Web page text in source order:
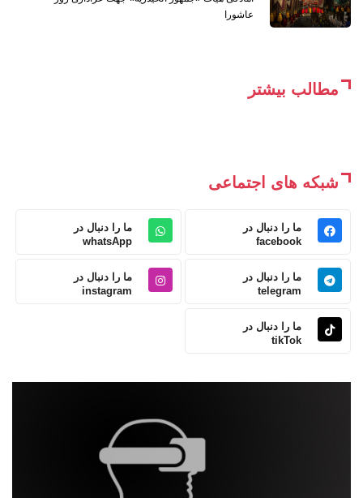
عاشورا
مطالب بیشتر
شبکه های اجتماعی
ما را دنبال در
facebook
ما را دنبال در
whatsApp
ما را دنبال در
telegram
ما را دنبال در
instagram
ما را دنبال در
tikTok